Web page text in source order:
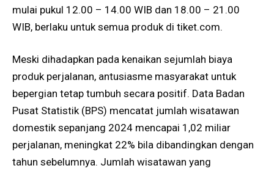
mulai pukul 12.00 – 14.00 WIB dan 18.00 – 21.00
WIB, berlaku untuk semua produk di tiket.com.
Meski dihadapkan pada kenaikan sejumlah biaya
produk perjalanan, antusiasme masyarakat untuk
bepergian tetap tumbuh secara positif. Data Badan
Pusat Statistik (BPS) mencatat jumlah wisatawan
domestik sepanjang 2024 mencapai 1,02 miliar
perjalanan, meningkat 22% bila dibandingkan dengan
tahun sebelumnya. Jumlah wisatawan yang